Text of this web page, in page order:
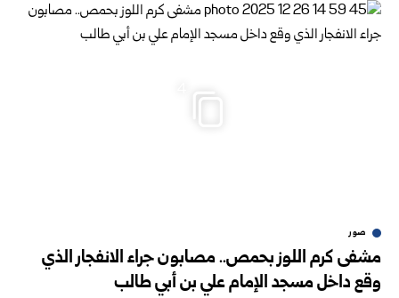
صور
مشفى كرم اللوز بحمص.. مصابون جراء الانفجار الذي
وقع داخل مسجد الإمام علي بن أبي طالب